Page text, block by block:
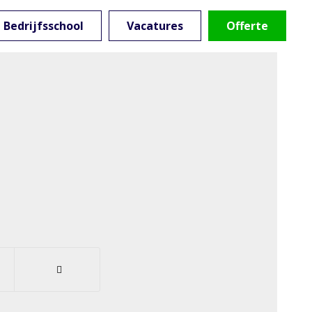
Bedrijfsschool Vacatures Offerte